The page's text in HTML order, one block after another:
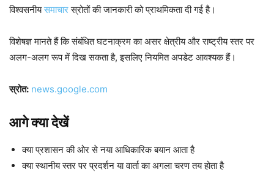
विश्वसनीयसमाचारस्रोतों की जानकारी को प्राथमिकता दी गई है।
विशेषज्ञ मानते हैं कि संबंधित घटनाक्रम का असर क्षेत्रीय और राष्ट्रीय स्तर पर
अलग-अलग रूप में दिख सकता है, इसलिए नियमित अपडेट आवश्यक हैं।
स्रोत: news.google.com
आगे क्या देखें
क्या प्रशासन की ओर से नया आधिकारिक बयान आता है
क्या स्थानीय स्तर पर प्रदर्शन या वार्ता का अगला चरण तय होता है